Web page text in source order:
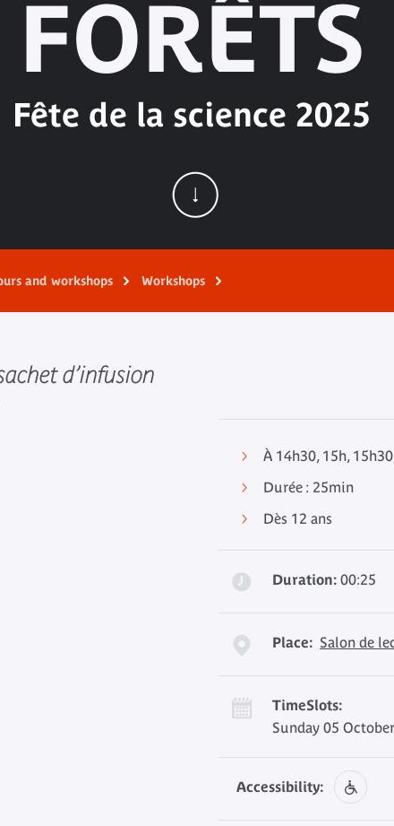
FORÊTS
Fête de la science 2025
and workshops Workshops
d’infusion
À 14h30, 15h,
Durée : 25min
Dès 12 ans
Duration: 00:25
Place: Salon de
TimeSlots:
Sunday 05
Accessibility: